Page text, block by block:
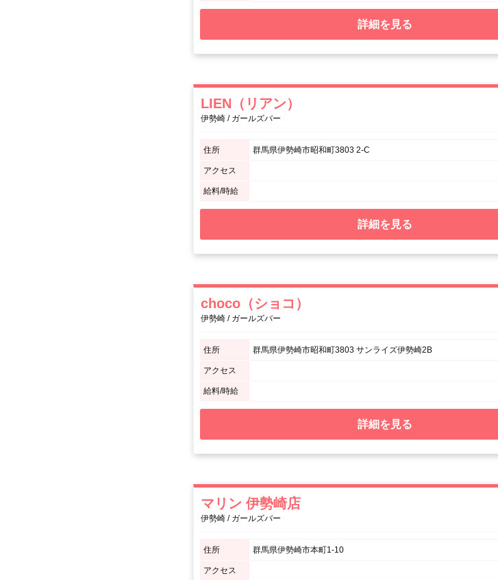
詳細を見る
LIEN（リアン）
伊勢崎 / ガールズバー
住所 群馬県伊勢崎市昭和町3803 2-C
アクセス
給料/時給
詳細を見る
choco（ショコ）
伊勢崎 / ガールズバー
住所 群馬県伊勢崎市昭和町3803 サンライズ伊勢崎2B
アクセス
給料/時給
詳細を見る
マリン 伊勢崎店
伊勢崎 / ガールズバー
住所 群馬県伊勢崎市本町1-10
アクセス